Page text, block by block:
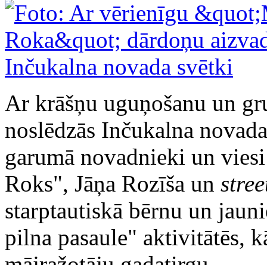
Ar krāšņu uguņošanu un
noslēdzās Inčukalna
garumā novadnieki un
Roks", Jāņa Rozīša un
starptautiskā bērnu un
pilna pasaule" aktivitātēs,